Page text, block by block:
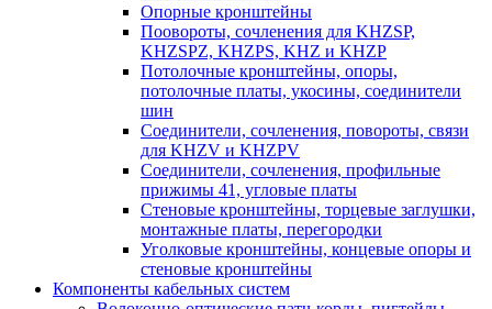
Опорные кронштейны
Поовороты, сочленения для KHZSP,
KHZSPZ, KHZPS, KHZ и KHZP
Потолочные кронштейны, опоры,
потолочные платы, укосины, соединители
шин
Соединители, сочленения, повороты, связи
для KHZV и KHZPV
Соединители, сочленения, профильные
прижимы 41, угловые платы
Стеновые кронштейны, торцевые заглушки,
монтажные платы, перегородки
Уголковые кронштейны, концевые опоры и
стеновые кронштейны
Компоненты кабельных систем